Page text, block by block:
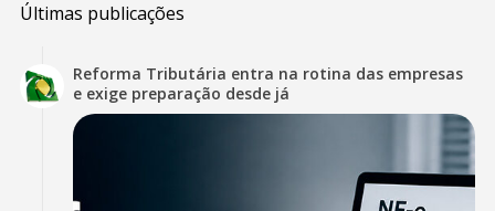
Últimas publicações
Reforma Tributária entra na rotina das empresas
e exige preparação desde já